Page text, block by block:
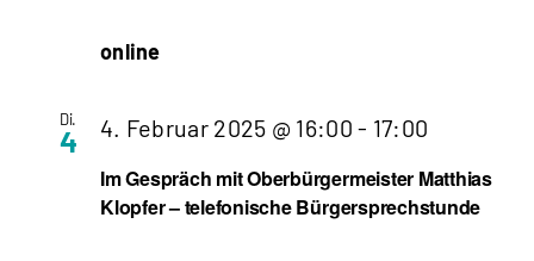
online
Di.
4
Im Gespräch mit Oberbürgermeister Matthias
Klopfer – telefonische Bürgersprechstunde
4. Februar 2025 @ 16:00 - 17:00